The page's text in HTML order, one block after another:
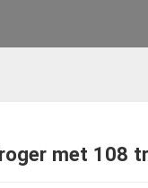
Loading...
Loading...met 108